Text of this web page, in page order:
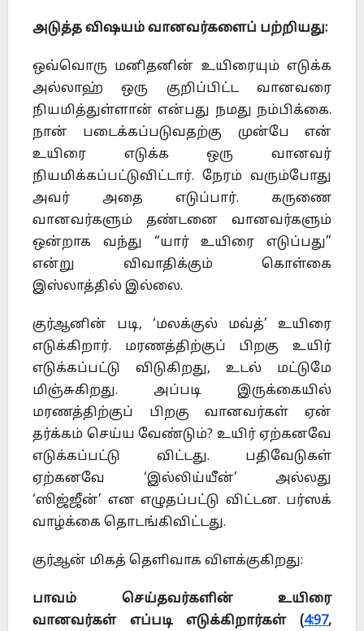
அடுத்த விஷயம் வானவர்களைப் பற்றியது:
ஒவ்வொரு மனிதனின் உயிரையும் எடுக்க
அல்லாஹ் ஒரு குறிப்பிட்ட வானவரை
நியமித்துள்ளான் என்பது நமது நம்பிக்கை.
நான் படைக்கப்படுவதற்கு முன்பே என்
உயிரை எடுக்க ஒரு வானவர்
நியமிக்கப்பட்டுவிட்டார். நேரம் வரும்போது
அவர் அதை எடுப்பார். கருணை
வானவர்களும் தண்டனை வானவர்களும்
ஒன்றாக வந்து “யார் உயிரை எடுப்பது”
என்று விவாதிக்கும் கொள்கை
இஸ்லாத்தில் இல்லை.
குர்ஆனின் படி, ‘மலக்குல் மவ்த்’ உயிரை
எடுக்கிறார். மரணத்திற்குப் பிறகு உயிர்
எடுக்கப்பட்டு விடுகிறது, உடல் மட்டுமே
மிஞ்சுகிறது. அப்படி இருக்கையில்
மரணத்திற்குப் பிறகு வானவர்கள் ஏன்
தர்க்கம் செய்ய வேண்டும்? உயிர் ஏற்கனவே
எடுக்கப்பட்டு விட்டது. பதிவேடுகள்
ஏற்கனவே ‘இல்லிய்யீன்’ அல்லது
‘ஸிஜ்ஜீன்’ என எழுதப்பட்டு விட்டன. பர்ஸக்
வாழ்க்கை தொடங்கிவிட்டது.
குர்ஆன் மிகத் தெளிவாக விளக்குகிறது:
பாவம் செய்தவர்களின் உயிரை
வானவர்கள் எப்படி எடுக்கிறார்கள் (4:97,